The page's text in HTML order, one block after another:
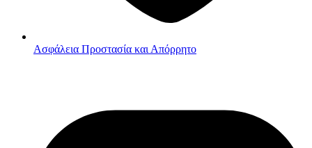
Ασφάλεια Προστασία και Απόρρητο